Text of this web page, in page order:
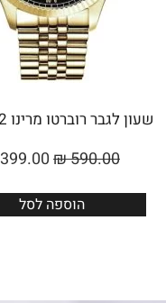
שעון לגבר רוברטו מרינו RM8922
590.00
₪
399.00
הוספה לסל